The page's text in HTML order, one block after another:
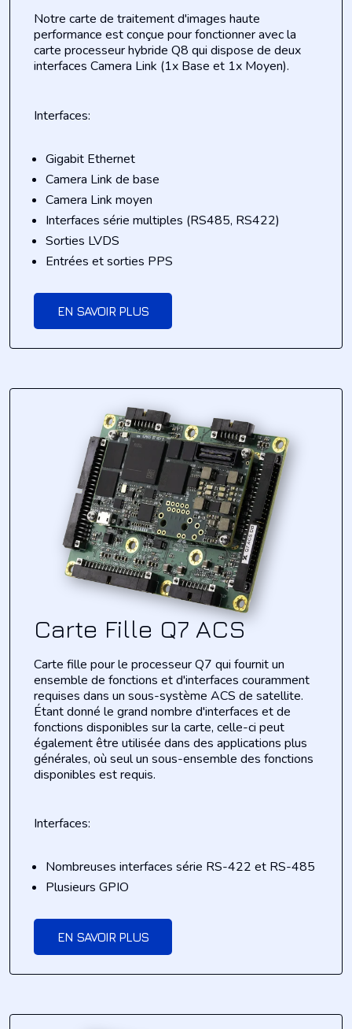
Notre carte de traitement d'images haute
performance est conçue pour fonctionner avec la
carte processeur hybride Q8 qui dispose de deux
interfaces Camera Link (1x Base et 1x Moyen).
Interfaces:
Gigabit Ethernet
Camera Link de base
Camera Link moyen
Interfaces série multiples (RS485, RS422)
Sorties LVDS
Entrées et sorties PPS
EN SAVOIR PLUS
Carte Fille Q7 ACS
Carte fille pour le processeur Q7 qui fournit un
ensemble de fonctions et d'interfaces couramment
requises dans un sous-système ACS de satellite.
Étant donné le grand nombre d'interfaces et de
fonctions disponibles sur la carte, celle-ci peut
également être utilisée dans des applications plus
générales, où seul un sous-ensemble des fonctions
disponibles est requis.
Interfaces:
Nombreuses interfaces série RS-422 et RS-485
Plusieurs GPIO
EN SAVOIR PLUS